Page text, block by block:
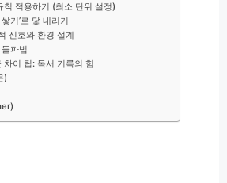
적용하기 (최소 단위 설정)
기’로 닻 내리기
신호와 환경 설계
파법
차이 팁: 독서 기록의 힘
)